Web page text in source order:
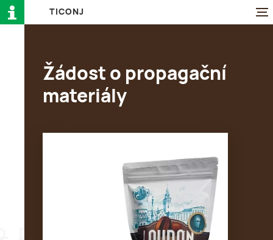
TI CON J
Žádost o propagační
materiály